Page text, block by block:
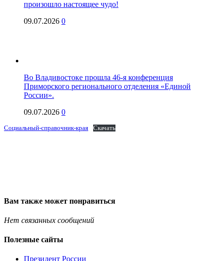
произошло настоящее чудо!
09.07.2026 0
Во Владивостоке прошла 46-я конференция
Приморского регионального отделения «Единой
России».
09.07.2026 0
Социальный-справочник-края Скачать
Вам также может понравиться
Нет связанных сообщений
Полезные сайты
Президент России